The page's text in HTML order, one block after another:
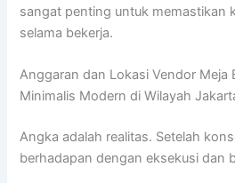
sangat penting untuk memastikan
selama bekerja.
Anggaran dan Lokasi Vendor Meja
Minimalis Modern di Wilayah
Angka adalah realitas. Setelah
berhadapan dengan eksekusi dan